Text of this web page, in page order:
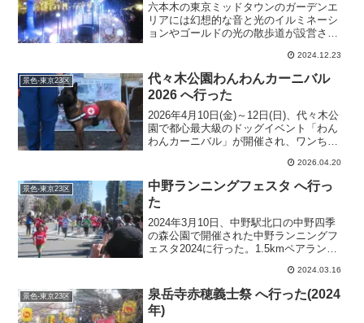
六本木の東京ミッドタウンのガーデンエ
リアには幻想的な音と光のイルミネーシ
ョンやゴールドの光の散歩道が設営さ
2024.12.23
景色-東京23区
代々木公園わんわんカーニバル
2026 へ行った
2026年4月10日(金)～12日(日)、代々木公
園で都心最大級のドッグイベント「わん
わんカーニバル」が開催され、ワンちゃ
2026.04.20
景色-東京23区
中野ランニングフェスタ へ行っ
た
2024年3月10日、中野駅北口の中野四季
の森公園で開催された中野ランニングフ
ェスタ2024に行った。1.5kmペアランや
さんのイベントでにぎわった。 2024.03.16
景色-東京23区
泉岳寺赤穂義士祭 へ行った(2024
年)